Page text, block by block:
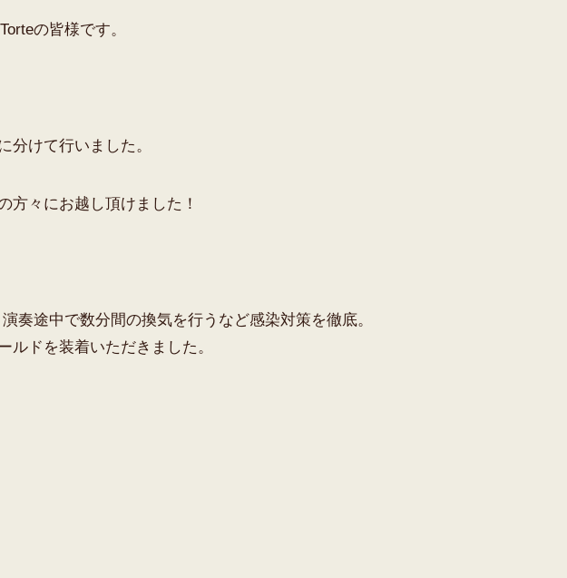
の皆様です。
分けて行いました。
方々にお越し頂けました！
奏途中で数分間の換気を行うなど感染対策を徹底。
ルドを装着いただきました。